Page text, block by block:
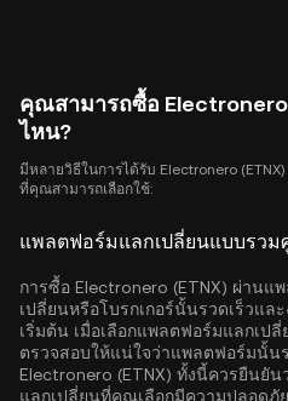
คุณสามารถซื้อ Electronero
ไหน?
มีหลายวิธีในการได้รับ Electronero
ที่คุณสามารถเลือกใช้:
แพลตฟอร์มแลกเปลี่ยนแบบรวม
การซื้อ Electronero (ETNX) ผ่านแ
เปลี่ยนหรือโบรกเกอร์นั้นรวดเร็วแล
เริ่มต้น เมื่อเลือกแพลตฟอร์มแลกเป
ตรวจสอบให้แน่ใจว่าแพลตฟอร์มนั้น
Electronero (ETNX) ทั้งนี้ควรยืนยั
แลกเปลี่ยนที่คุณเลือกมีความปลอดภั